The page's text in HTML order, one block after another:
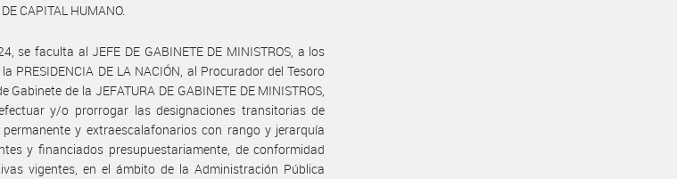
CAPITAL HUMANO.
se faculta al JEFE DE GABINETE DE MINISTROS, a los
PRESIDENCIA DE LA NACIÓN, al Procurador del Tesoro
de la JEFATURA DE GABINETE DE MINISTROS,
y/o prorrogar las designaciones transitorias de
y extraescalafonarios con rango y jerarquía
y financiados presupuestariamente, de conformidad
vigentes, en el ámbito de la Administración Pública